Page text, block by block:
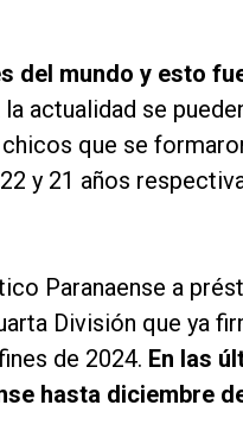
del mundo y esto
actualidad se
que se
y 21 años
Paranaense a
División que ya
de 2024. En las
hasta diciembre